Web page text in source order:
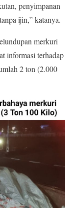
penyimpanan
ijin,” katanya.
merkuri
informasi terhadap
2 ton (2.000